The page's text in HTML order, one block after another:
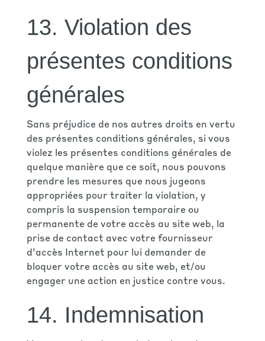
13. Violation des
présentes conditions
générales
Sans préjudice de nos autres droits en vertu
des présentes conditions générales, si vous
violez les présentes conditions générales de
quelque manière que ce soit, nous pouvons
prendre les mesures que nous jugeons
appropriées pour traiter la violation, y
compris la suspension temporaire ou
permanente de votre accès au site web, la
prise de contact avec votre fournisseur
d’accès Internet pour lui demander de
bloquer votre accès au site web, et/ou
engager une action en justice contre vous.
14. Indemnisation